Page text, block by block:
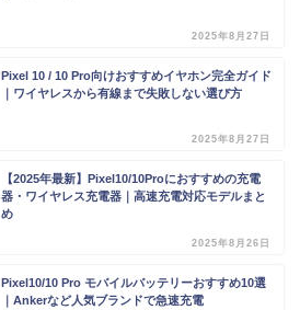
2025年8月27日
Pixel 10 / 10 Pro向けおすすめイヤホン完全ガイド
｜ワイヤレスから有線まで失敗しない選び方
2025年8月27日
【2025年最新】Pixel10/10Proにおすすめの充電
器・ワイヤレス充電器｜高速充電対応モデルまと
め
2025年8月26日
Pixel10/10 Pro モバイルバッテリーおすすめ10選
｜Ankerなど人気ブランドで急速充電